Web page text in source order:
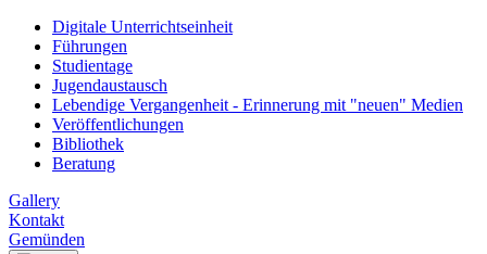
Digitale Unterrichtseinheit
Führungen
Studientage
Jugendaustausch
Lebendige Vergangenheit - Erinnerung mit "neuen" Medien
Veröffentlichungen
Bibliothek
Beratung
Gallery
Kontakt
Gemünden